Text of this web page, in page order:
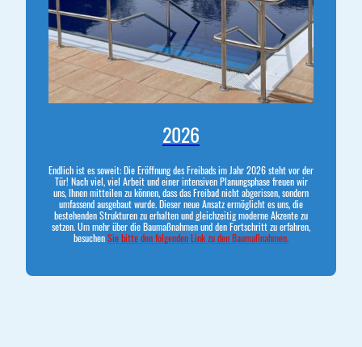
2026
Endlich ist es soweit: Die Eröffnung des Freibads im Jahr 2026 steht vor der
Tür! Nach viel, viel Arbeit und einer intensiven Planungsphase freuen wir
uns, Ihnen mitteilen zu können, dass das Freibad nicht abgerissen, sondern
umfassend ausgebaut wurde. Dieser neue Ansatz ermöglicht es uns, die
bestehenden Strukturen zu erhalten und gleichzeitig moderne Akzente zu
setzen. Um mehr über die Baumaßnahmen und den Fortschritt zu erfahren,
besuchenSie bitte den folgenden Link zu den Baumaßnahmen.